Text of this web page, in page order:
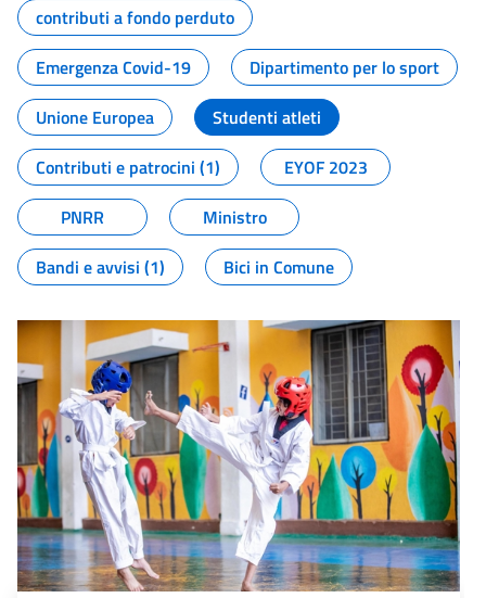
contributi a fondo perduto
Emergenza Covid-19
Dipartimento per lo sport
Unione Europea
Studenti atleti
Contributi e patrocini (1)
EYOF 2023
PNRR
Ministro
Bandi e avvisi (1)
Bici in Comune